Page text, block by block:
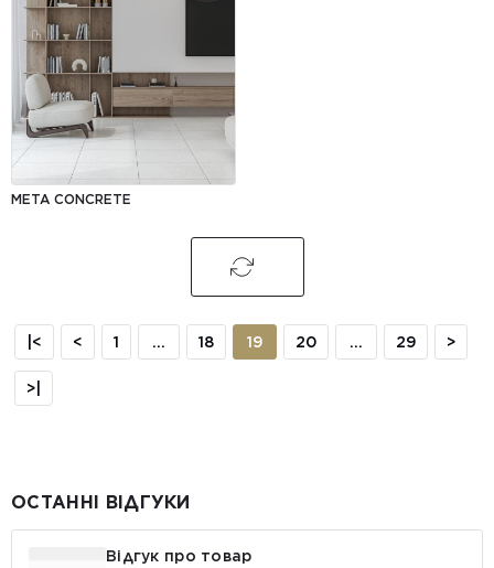
META CONCRETE
|< < 1 ... 18 19 20 ... 29 >
>|
ОСТАННІ ВІДГУКИ
Відгук про товар